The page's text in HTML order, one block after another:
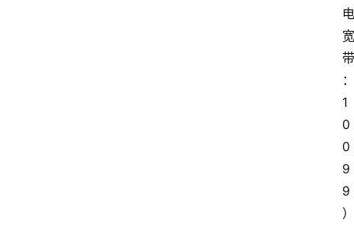
电
宽
带
：
1
0
0
9
9
）